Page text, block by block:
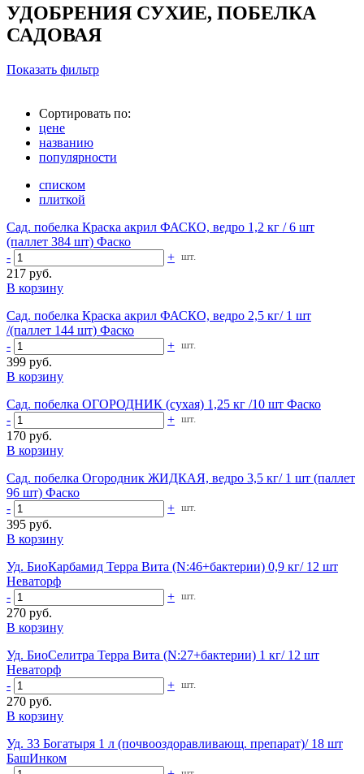
УДОБРЕНИЯ СУХИЕ, ПОБЕЛКА
САДОВАЯ
Показать фильтр
Сортировать по:
цене
названию
популярности
списком
плиткой
Сад. побелка Краска акрил ФАСКО, ведро 1,2 кг / 6 шт
(паллет 384 шт) Фаско
-
+ шт.
217 руб.
В корзину
Сад. побелка Краска акрил ФАСКО, ведро 2,5 кг/ 1 шт
/(паллет 144 шт) Фаско
-
+ шт.
399 руб.
В корзину
Сад. побелка ОГОРОДНИК (сухая) 1,25 кг /10 шт Фаско
-
+ шт.
170 руб.
В корзину
Сад. побелка Огородник ЖИДКАЯ, ведро 3,5 кг/ 1 шт (паллет
96 шт) Фаско
-
+ шт.
395 руб.
В корзину
Уд. БиоКарбамид Терра Вита (N:46+бактерии) 0,9 кг/ 12 шт
Неваторф
-
+ шт.
270 руб.
В корзину
Уд. БиоСелитра Терра Вита (N:27+бактерии) 1 кг/ 12 шт
Неваторф
-
+ шт.
270 руб.
В корзину
Уд. 33 Богатыря 1 л (почвооздоравливающ. препарат)/ 18 шт
БашИнком